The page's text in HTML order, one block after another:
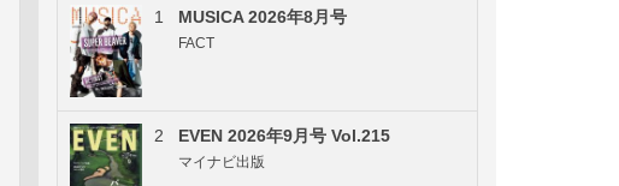
1 MUSICA 2026年8月号
FACT
2 EVEN 2026年9月号 Vol.215
マイナビ出版